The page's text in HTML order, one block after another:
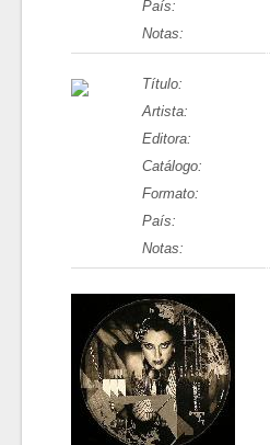
País:
Notas:
Título:
Artista:
Editora:
Catálogo:
Formato:
País:
Notas: